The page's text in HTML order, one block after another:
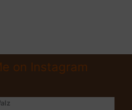
on Instagram